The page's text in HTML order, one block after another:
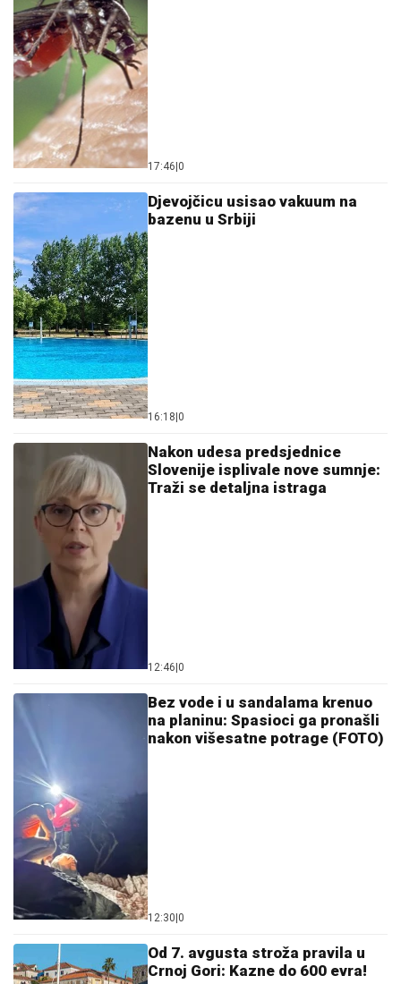
17:46 0
Djevojčicu usisao vakuum na
bazenu u Srbiji
16:18 0
Nakon udesa predsjednice
Slovenije isplivale nove sumnje:
Traži se detaljna istraga
12:46 0
Bez vode i u sandalama krenuo
na planinu: Spasioci ga pronašli
nakon višesatne potrage (FOTO)
12:30 0
Od 7. avgusta stroža pravila u
Crnoj Gori: Kazne do 600 evra!